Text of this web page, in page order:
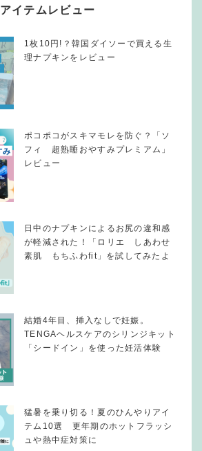
アイテムレビュー
1枚10円!？韓国ダイソーで買える生
理ナプキンをレビュー
ポコポコがスキマモレを防ぐ？「ソ
フィ 超熟睡おやすみプレミアム」
レビュー
日中のナプキンによるお尻の違和感
が軽減された！「ロリエ しあわせ
素肌 もちふわfit」を試してみたよ
結婚4年目、挿入なしで妊娠。
TENGAヘルスケアのシリンジキット
「シードイン」を使った妊活体験
猛暑を乗り切る！夏のひんやりアイ
テム10選 更年期のホットフラッシ
ュや熱中症対策に